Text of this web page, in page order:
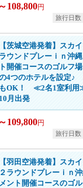
108,800円
【茨城空港発着】スカ
ラウンドプレーｉｎ沖
ト開催コースのゴル
4つのホテルを設定♪
もOK！ ≪2名1室利
10月出発
109,800円
【羽田空港発着】ス
２ラウンドプレーｉ
メント開催コースの